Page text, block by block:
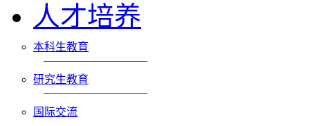
人才培养
本科生教育
研究生教育
国际交流